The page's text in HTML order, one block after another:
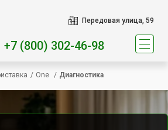
Передовая улица, 59
+7 (800) 302-46-98
/ One / Диагностика